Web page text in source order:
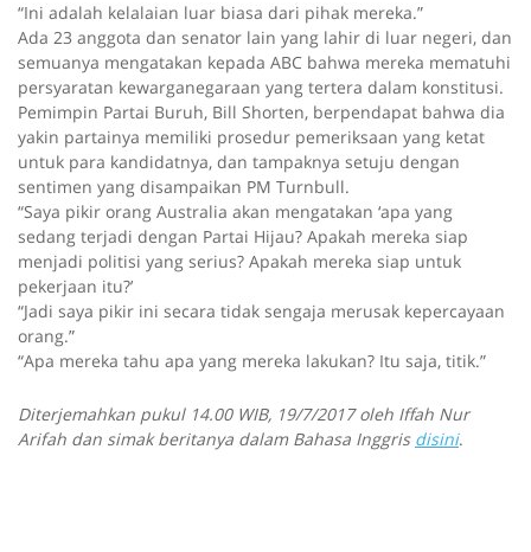
“Ini adalah kelalaian luar biasa dari pihak mereka.”
Ada 23 anggota dan senator lain yang lahir di luar negeri, dan
semuanya mengatakan kepada ABC bahwa mereka mematuhi
persyaratan kewarganegaraan yang tertera dalam konstitusi.
Pemimpin Partai Buruh, Bill Shorten, berpendapat bahwa dia
yakin partainya memiliki prosedur pemeriksaan yang ketat
untuk para kandidatnya, dan tampaknya setuju dengan
sentimen yang disampaikan PM Turnbull.
“Saya pikir orang Australia akan mengatakan ‘apa yang
sedang terjadi dengan Partai Hijau? Apakah mereka siap
menjadi politisi yang serius? Apakah mereka siap untuk
pekerjaan itu?’
“Jadi saya pikir ini secara tidak sengaja merusak kepercayaan
orang.”
“Apa mereka tahu apa yang mereka lakukan? Itu saja, titik.”
Diterjemahkan pukul 14.00 WIB, 19/7/2017 oleh Iffah Nur
Arifah dan simak beritanya dalam Bahasa Inggris disini.